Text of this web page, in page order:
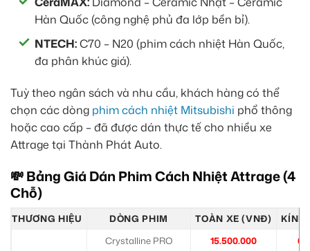
Hàn Quốc (công nghệ phủ đa lớp bền bỉ).
NTECH:C70 – N20 (phim cách nhiệt Hàn Quốc,
đa phân khúc giá).
Tuỳ theo ngân sách và nhu cầu, khách hàng có thể
chọn các dòng phim cách nhiệt Mitsubishi phổ thông
hoặc cao cấp – đã được dán thực tế cho nhiều xe
Attrage tại Thành Phát Auto.
💸 Bảng Giá Dán Phim Cách Nhiệt Attrage (4
Chỗ)
THƯƠNG HIỆU DÒNG PHIM TOÀN XE (VNĐ) KÍNH
Crystalline PRO 15.500.000